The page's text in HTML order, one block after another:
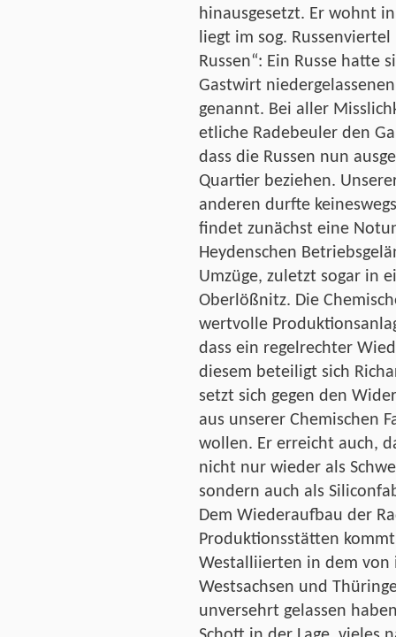
hinausgesetzt. Er wohnt
liegt im sog.
Russen“: Ein Russe hatte
Gastwirt
genannt. Bei aller
etliche Radebeuler den
dass die Russen nun
Quartier beziehen.
anderen durfte
findet zunächst eine
Heydenschen
Umzüge, zuletzt sogar in
Oberlößnitz. Die
wertvolle
dass ein regelrechter
diesem beteiligt sich
setzt sich gegen den
aus unserer Chemischen
wollen. Er erreicht auch,
nicht nur wieder als
sondern auch als
Dem Wiederaufbau der
Produktionsstätten
Westalliierten in dem von
Westsachsen und
unversehrt gelassen